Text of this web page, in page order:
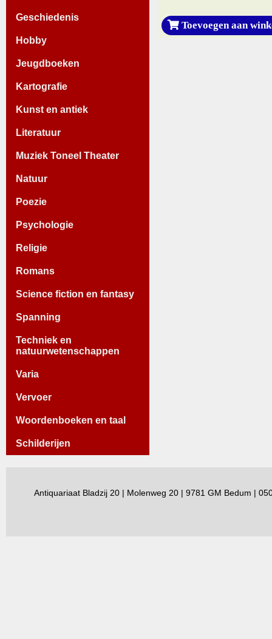
Geschiedenis
Hobby
Jeugdboeken
Kartografie
Kunst en antiek
Literatuur
Muziek Toneel Theater
Natuur
Poezie
Psychologie
Religie
Romans
Science fiction en fantasy
Spanning
Techniek en
natuurwetenschappen
Varia
Vervoer
Woordenboeken en taal
Schilderijen
Toevoegen aan
Antiquariaat Bladzij 20 | Molenweg 20 | 9781 GM Bedum |